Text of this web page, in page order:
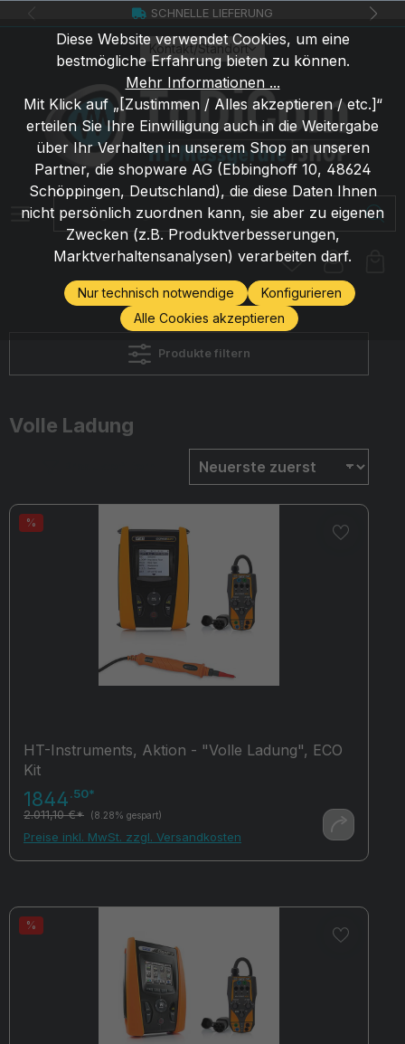
Zum Hauptinhalt springenSCHNELLE LIEFERUNG
Kontakt/Standort
Suchbegriff eingeben ...
Produkte filtern
Volle Ladung
%
HT-Instruments, Aktion - "Volle Ladung", ECO
Kit
1844.50*
2.011,10 €*
(8.28% gespart)
Preise inkl. MwSt. zzgl. Versandkosten
%
Diese Website verwendet Cookies, um eine
bestmögliche Erfahrung bieten zu können.
Mehr Informationen ...
Mit Klick auf „[Zustimmen / Alles akzeptieren / etc.]“
erteilen Sie Ihre Einwilligung auch in die Weitergabe
über Ihr Verhalten in unserem Shop an unseren
Partner, die shopware AG (Ebbinghoff 10, 48624
Schöppingen, Deutschland), die diese Daten Ihnen
nicht persönlich zuordnen kann, sie aber zu eigenen
Zwecken (z.B. Produktverbesserungen,
Marktverhaltensanalysen) verarbeiten darf.
Nur technisch notwendige
Konfigurieren
Alle Cookies akzeptieren